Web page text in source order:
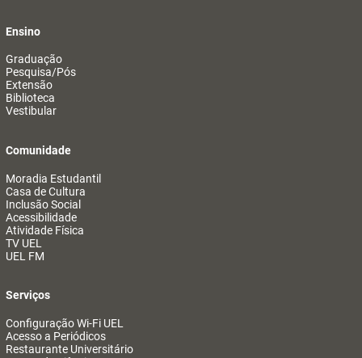
Ensino
Graduação
Pesquisa/Pós
Extensão
Biblioteca
Vestibular
Comunidade
Moradia Estudantil
Casa de Cultura
Inclusão Social
Acessibilidade
Atividade Física
TV UEL
UEL FM
Serviços
Configuração Wi-Fi UEL
Acesso a Periódicos
Restaurante Universitário